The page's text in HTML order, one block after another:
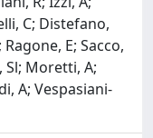
C; Distefano,
E; Sacco,
Sl; Moretti, A;
A; Vespasiani-